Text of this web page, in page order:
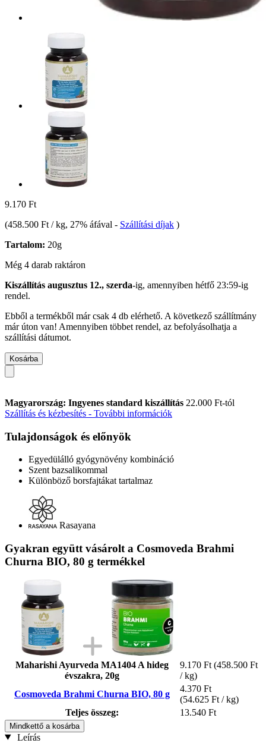
9.170 Ft
(458.500 Ft / kg, 27% áfával - Szállítási díjak )
Tartalom: 20g
Még 4 darab raktáron
Kiszállítás augusztus 12., szerda-ig, amennyiben hétfő 23:59-ig
rendel.
Ebből a termékből már csak 4 db elérhető. A következő szállítmány
már úton van! Amennyiben többet rendel, az befolyásolhatja a
szállítási dátumot.
Kosárba
Magyarország: Ingyenes standard kiszállítás 22.000 Ft-tól
Szállítás és kézbesítés - További információk
Tulajdonságok és előnyök
Egyedülálló gyógynövény kombináció
Szent bazsalikommal
Különböző borsfajtákat tartalmaz
Rasayana
Gyakran együtt vásárolt a Cosmoveda Brahmi
Churna BIO, 80 g termékkel
Maharishi Ayurveda MA1404 A hideg
évszakra, 20g
9.170 Ft (458.500 Ft
/ kg)
Cosmoveda Brahmi Churna BIO, 80 g
4.370 Ft
(54.625 Ft / kg)
Teljes összeg:
13.540 Ft
Mindkettő a kosárba
Leírás